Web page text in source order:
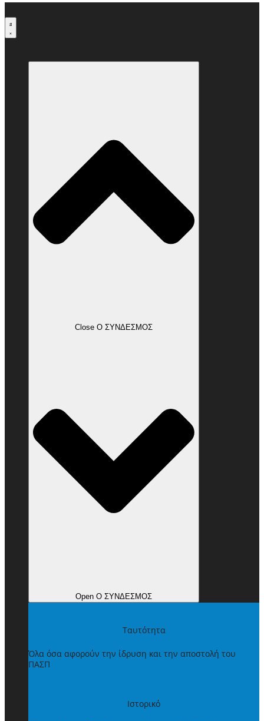
στο
περιεχόμενο
Close Ο ΣΥΝΔΕΣΜΟΣ
Open Ο ΣΥΝΔΕΣΜΟΣ
Ταυτότητα
Όλα όσα αφορούν την ίδρυση και την αποστολή του
ΠΑΣΠ
Ιστορικό